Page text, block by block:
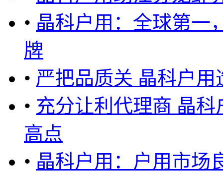
• 晶科户用：全球第一
牌
• 严把品质关 晶科户
• 充分让利代理商 晶
高点
• 晶科户用：户用市场